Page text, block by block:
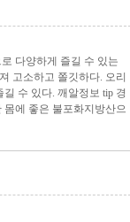
다양하게 즐길 수 있는
고소하고 쫄깃하다. 오리
수 있다. 깨알정보 tip 경
에 좋은 불포화지방산으